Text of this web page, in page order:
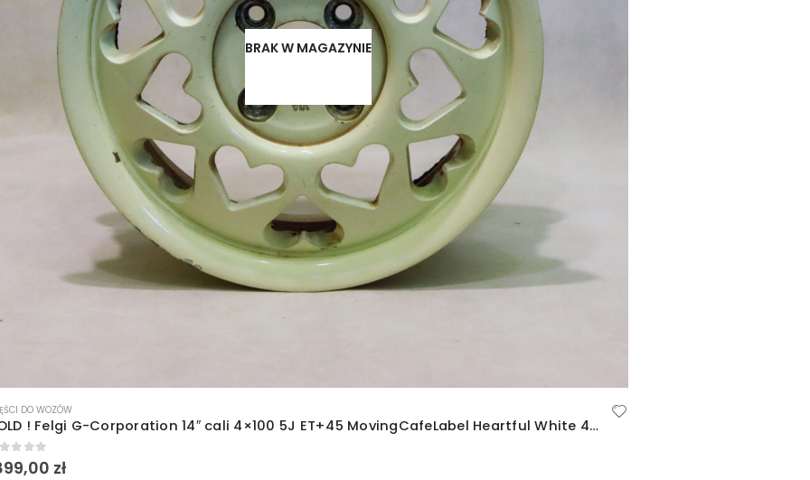
BRAK W MAGAZYNIE
DO WOZÓW
SOLD ! Felgi G-Corporation 14″ cali 4×100 5J ET+45 MovingCafeLabel Heartful White 4szt Made in Japan
of 5zł